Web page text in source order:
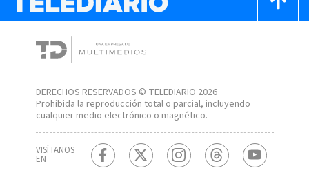
DERECHOS RESERVADOS © TELEDIARIO 2026
Prohibida la reproducción total o parcial, incluyendo
cualquier medio electrónico o magnético.
VISÍTANOS
EN